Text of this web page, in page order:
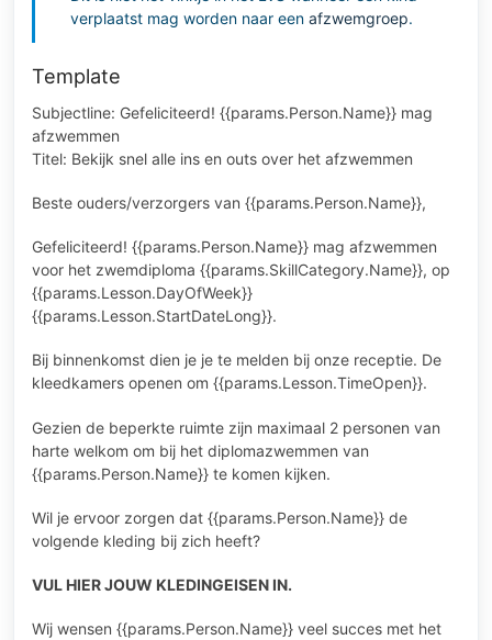
verplaatst mag worden naar een afzwemgroep.
Template
Subjectline: Gefeliciteerd! {{params.Person.Name}} mag
afzwemmen
Titel: Bekijk snel alle ins en outs over het afzwemmen
Beste ouders/verzorgers van {{params.Person.Name}},
Gefeliciteerd! {{params.Person.Name}} mag afzwemmen
voor het zwemdiploma {{params.SkillCategory.Name}}, op
{{params.Lesson.DayOfWeek}}
{{params.Lesson.StartDateLong}}.
Bij binnenkomst dien je je te melden bij onze receptie. De
kleedkamers openen om {{params.Lesson.TimeOpen}}.
Gezien de beperkte ruimte zijn maximaal 2 personen van
harte welkom om bij het diplomazwemmen van
{{params.Person.Name}} te komen kijken.
Wil je ervoor zorgen dat {{params.Person.Name}} de
volgende kleding bij zich heeft?
VUL HIER JOUW KLEDINGEISEN IN.
Wij wensen {{params.Person.Name}} veel succes met het